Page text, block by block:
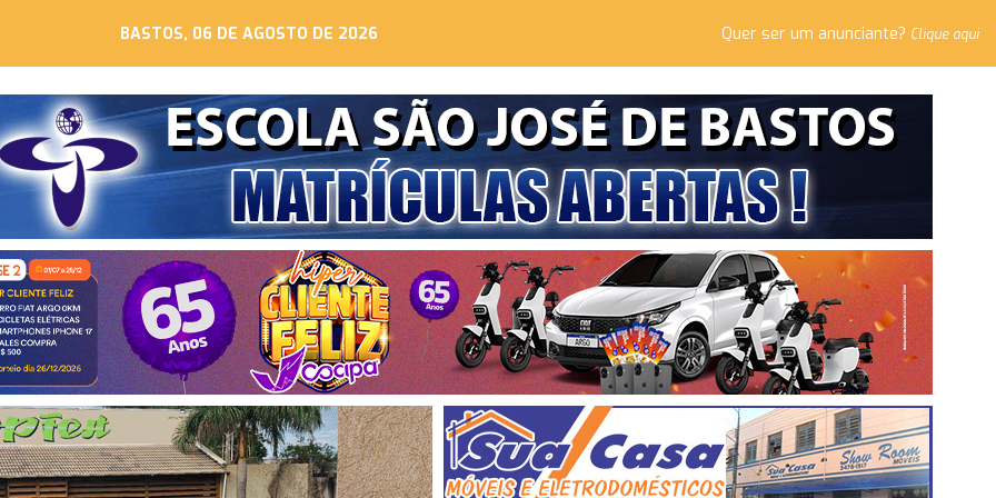
BASTOS, 06 DE AGOSTO DE 2026 Quer ser um anunciante? Clique aqui